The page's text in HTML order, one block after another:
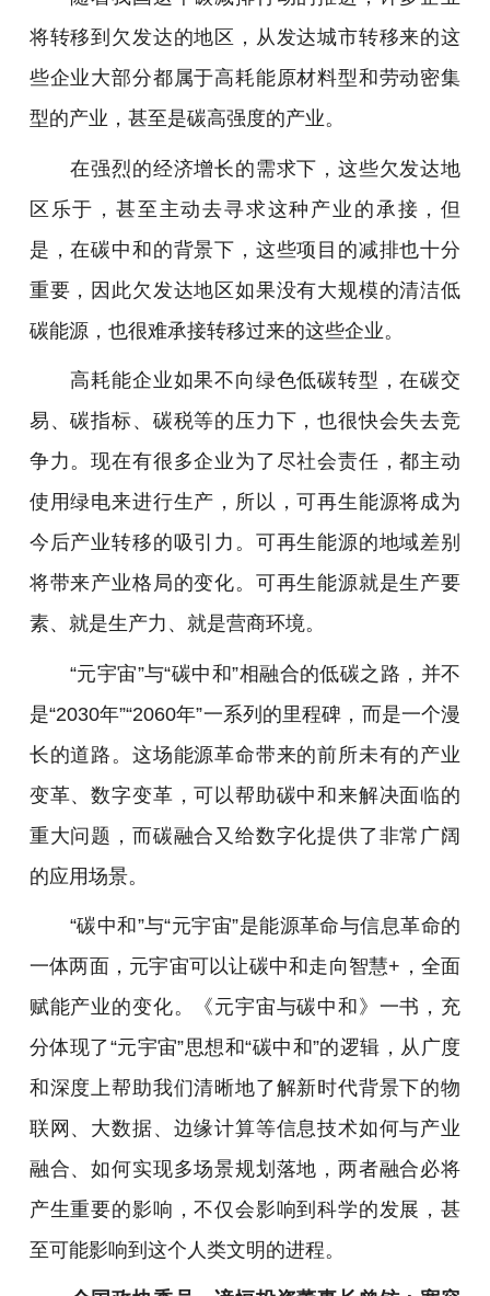
将转移到欠发达的地区，从发达城市转移来的这
些企业大部分都属于高耗能原材料型和劳动密集
型的产业，甚至是碳高强度的产业。
在强烈的经济增长的需求下，这些欠发达地
区乐于，甚至主动去寻求这种产业的承接，但
是，在碳中和的背景下，这些项目的减排也十分
重要，因此欠发达地区如果没有大规模的清洁低
碳能源，也很难承接转移过来的这些企业。
高耗能企业如果不向绿色低碳转型，在碳交
易、碳指标、碳税等的压力下，也很快会失去竞
争力。现在有很多企业为了尽社会责任，都主动
使用绿电来进行生产，所以，可再生能源将成为
今后产业转移的吸引力。可再生能源的地域差别
将带来产业格局的变化。可再生能源就是生产要
素、就是生产力、就是营商环境。
“元宇宙”与“碳中和”相融合的低碳之路，并不
是“2030年”“2060年”一系列的里程碑，而是一个漫
长的道路。这场能源革命带来的前所未有的产业
变革、数字变革，可以帮助碳中和来解决面临的
重大问题，而碳融合又给数字化提供了非常广阔
的应用场景。
“碳中和”与“元宇宙”是能源革命与信息革命的
一体两面，元宇宙可以让碳中和走向智慧+，全面
赋能产业的变化。《元宇宙与碳中和》一书，充
分体现了“元宇宙”思想和“碳中和”的逻辑，从广度
和深度上帮助我们清晰地了解新时代背景下的物
联网、大数据、边缘计算等信息技术如何与产业
融合、如何实现多场景规划落地，两者融合必将
产生重要的影响，不仅会影响到科学的发展，甚
至可能影响到这个人类文明的进程。